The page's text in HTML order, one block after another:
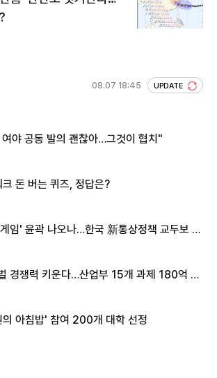
08.07 18:45 UPDATE
야 공동 발의 괜찮아…그것이 협치"
돈 버는 퀴즈, 정답은?
임' 윤곽 나오나…한국 新통상정책 교두보 활
경쟁력 키운다…산업부 15개 과제 180억 지
의 아침밥' 참여 200개 대학 선정